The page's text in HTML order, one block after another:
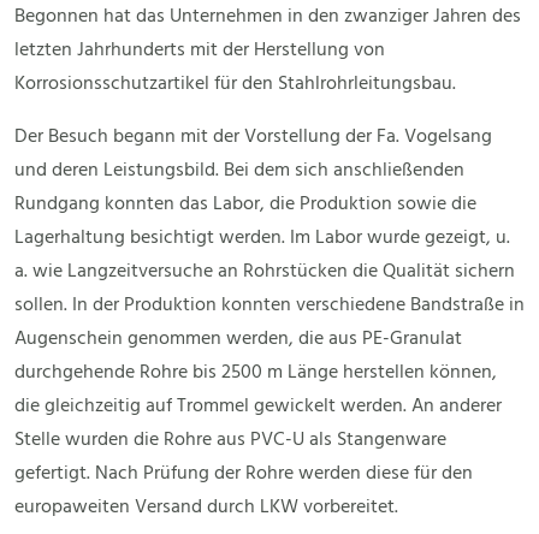
Begonnen hat das Unternehmen in den zwanziger Jahren des
letzten Jahrhunderts mit der Herstellung von
Korrosionsschutzartikel für den Stahlrohrleitungsbau.
Der Besuch begann mit der Vorstellung der Fa. Vogelsang
und deren Leistungsbild. Bei dem sich anschließenden
Rundgang konnten das Labor, die Produktion sowie die
Lagerhaltung besichtigt werden. Im Labor wurde gezeigt, u.
a. wie Langzeitversuche an Rohrstücken die Qualität sichern
sollen. In der Produktion konnten verschiedene Bandstraße in
Augenschein genommen werden, die aus PE-Granulat
durchgehende Rohre bis 2500 m Länge herstellen können,
die gleichzeitig auf Trommel gewickelt werden. An anderer
Stelle wurden die Rohre aus PVC-U als Stangenware
gefertigt. Nach Prüfung der Rohre werden diese für den
europaweiten Versand durch LKW vorbereitet.